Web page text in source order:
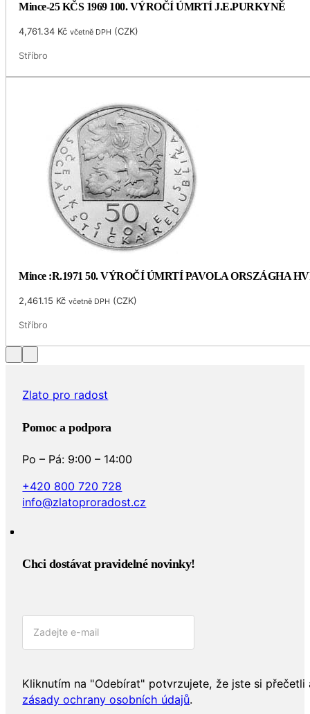
Mince-25 KČS 1969 100. VÝROČÍ ÚMRTÍ J.E.PURKYNĚ
4,761.34 Kč včetně DPH (CZK)
Stříbro
Mince :R.1971 50. VÝROČÍ ÚMRTÍ PAVOLA ORSZÁGHA
2,461.15 Kč včetně DPH (CZK)
Stříbro
Zlato pro radost
Pomoc a podpora
Po – Pá: 9:00 – 14:00
+420 800 720 728
info@zlatoproradost.cz
Chci dostávat pravidelné novinky!​
Kliknutím na "Odebírat" potvrzujete, že jste si přečetli
zásady ochrany osobních údajů.